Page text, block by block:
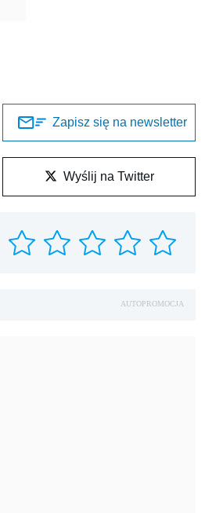
Zapisz się na newsletter
Wyślij na Twitter
AUTOPROMOCJA